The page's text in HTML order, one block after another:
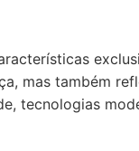
mas também
tecnologias